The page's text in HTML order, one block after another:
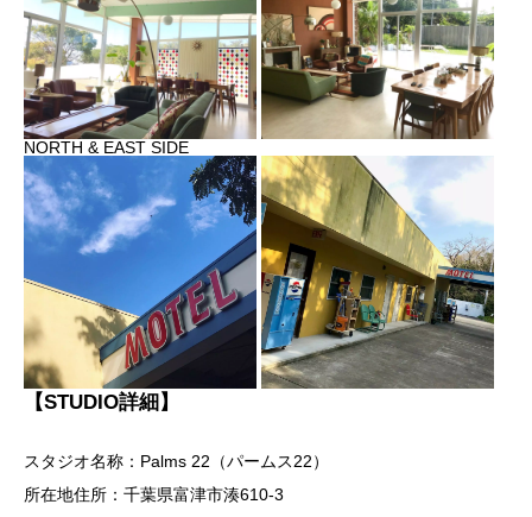
NORTH & EAST SIDE
【STUDIO詳細】
スタジオ名称：Palms 22（パームス22）
所在地住所：千葉県富津市湊610-3